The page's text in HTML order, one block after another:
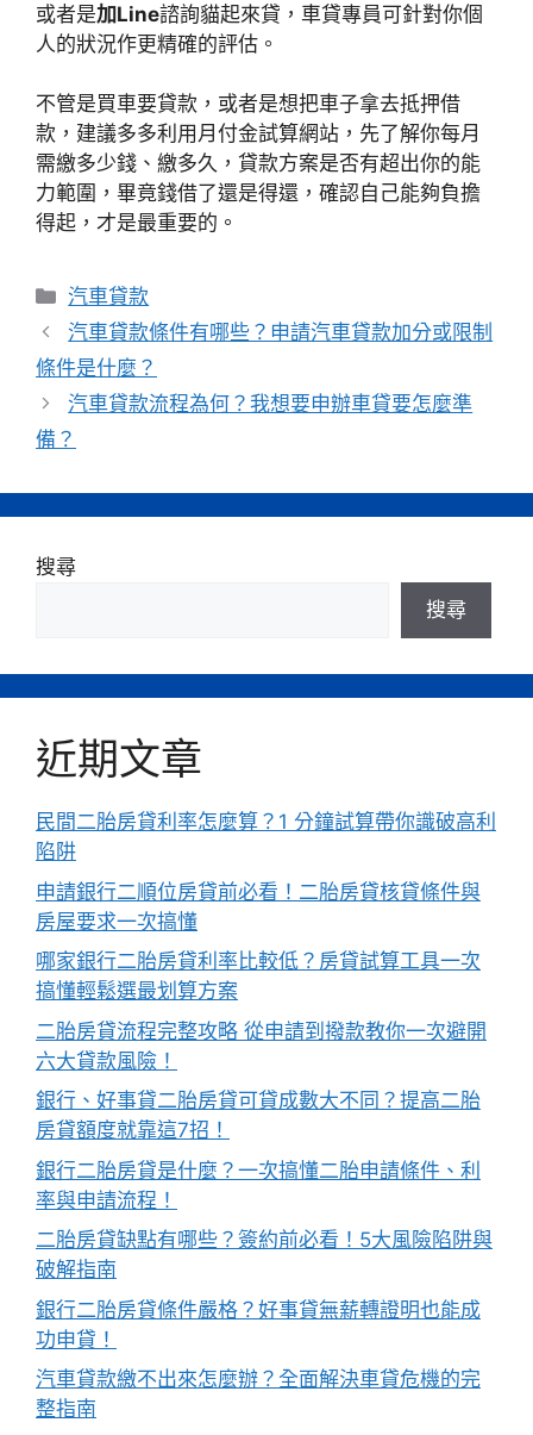
或者是加Line諮詢貓起來貸，車貸專員可針對你個
人的狀況作更精確的評估。
不管是買車要貸款，或者是想把車子拿去抵押借
款，建議多多利用月付金試算網站，先了解你每月
需繳多少錢、繳多久，貸款方案是否有超出你的能
力範圍，畢竟錢借了還是得還，確認自己能夠負擔
得起，才是最重要的。
分
類
汽車貸款
汽車貸款條件有哪些？申請汽車貸款加分或限制
條件是什麼？
汽車貸款流程為何？我想要申辦車貸要怎麼準
備？
搜尋
搜尋
近期文章
民間二胎房貸利率怎麼算？1 分鐘試算帶你識破高利
陷阱
申請銀行二順位房貸前必看！二胎房貸核貸條件與
房屋要求一次搞懂
哪家銀行二胎房貸利率比較低？房貸試算工具一次
搞懂輕鬆選最划算方案
二胎房貸流程完整攻略 從申請到撥款教你一次避開
六大貸款風險！
銀行、好事貸二胎房貸可貸成數大不同？提高二胎
房貸額度就靠這7招！
銀行二胎房貸是什麼？一次搞懂二胎申請條件、利
率與申請流程！
二胎房貸缺點有哪些？簽約前必看！5大風險陷阱與
破解指南
銀行二胎房貸條件嚴格？好事貸無薪轉證明也能成
功申貸！
汽車貸款繳不出來怎麼辦？全面解決車貸危機的完
整指南